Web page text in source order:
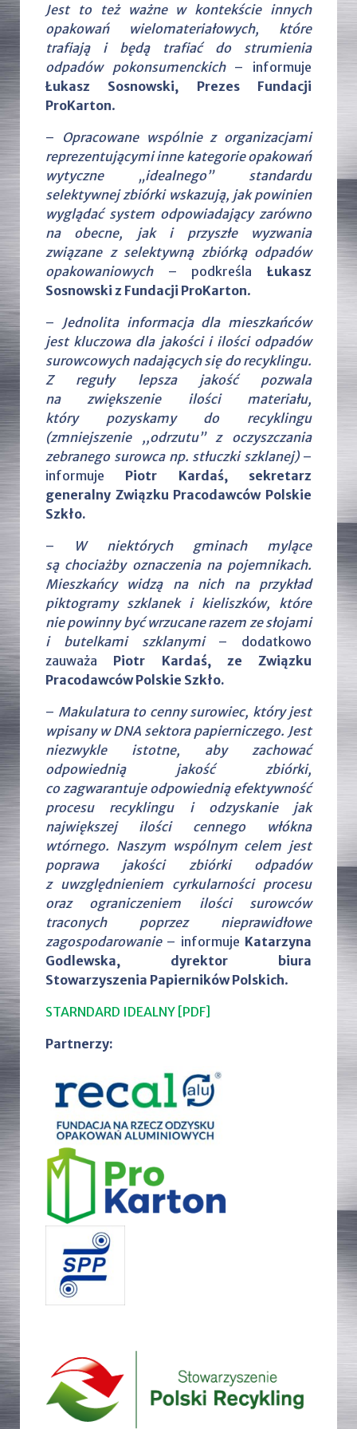
Jest to też ważne w kontekście innych
opakowań wielomateriałowych, które
trafiają i będą trafiać do strumienia
odpadów pokonsumenckich– informuje
Łukasz Sosnowski, Prezes Fundacji
ProKarton.
–
Opracowane wspólnie z organizacjami
reprezentującymi inne kategorie opakowań
wytyczne „idealnego” standardu
selektywnej zbiórki wskazują, jak powinien
wyglądać system odpowiadający zarówno
na obecne, jak i przyszłe wyzwania
związane z selektywną zbiórką odpadów
opakowaniowych– podkreśla Łukasz
Sosnowski z Fundacji ProKarton.
–
Jednolita informacja dla mieszkańców
jest kluczowa dla jakości i ilości odpadów
surowcowych nadających się do recyklingu.
Z reguły lepsza jakość pozwala
na zwiększenie ilości materiału,
który pozyskamy do recyklingu
(zmniejszenie ,,odrzutu” z oczyszczania
zebranego surowca np. stłuczki szklanej)–
informuje Piotr Kardaś, sekretarz
generalny Związku Pracodawców Polskie
Szkło.
–
W niektórych gminach mylące
są chociażby oznaczenia na pojemnikach.
Mieszkańcy widzą na nich na przykład
piktogramy szklanek i kieliszków, które
nie powinny być wrzucane razem ze słojami
i butelkami szklanymi – dodatkowo
zauważa Piotr Kardaś, ze Związku
Pracodawców Polskie Szkło.
– Makulatura to cenny surowiec, który jest
wpisany w DNA sektora papierniczego. Jest
niezwykle istotne, aby zachować
odpowiednią jakość zbiórki,
co zagwarantuje odpowiednią efektywność
procesu recyklingu i odzyskanie jak
największej ilości cennego włókna
wtórnego. Naszym wspólnym celem jest
poprawa jakości zbiórki odpadów
z uwzględnieniem cyrkularności procesu
oraz ograniczeniem ilości surowców
traconych poprzez nieprawidłowe
zagospodarowanie– informuje Katarzyna
Godlewska, dyrektor biura
Stowarzyszenia Papierników Polskich.
STARNDARD IDEALNY [PDF]
Partnerzy: